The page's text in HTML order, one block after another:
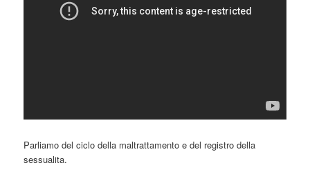
Parliamo del ciclo della maltrattamento e del registro della
sessualita.